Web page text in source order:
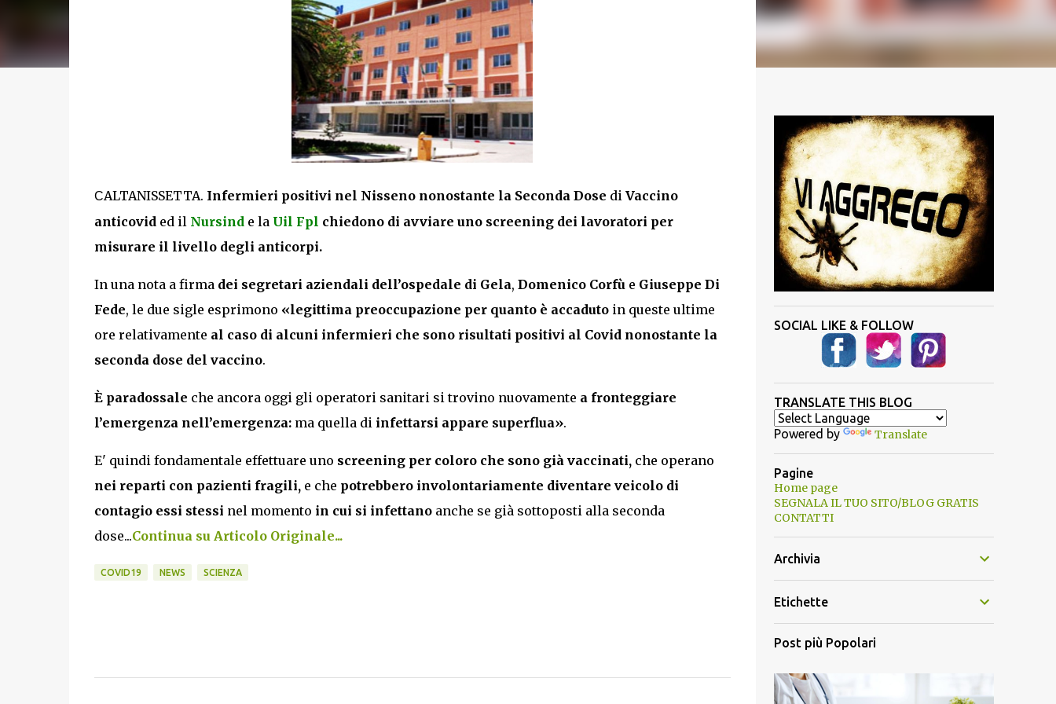
CALTANISSETTA. Infermieri positivi nel Nisseno nonostante la Seconda Dose di Vaccino
anticovid ed il Nursind e la Uil Fpl chiedono di avviare uno screening dei lavoratori per
misurare il livello degli anticorpi.
In una nota a firma dei segretari aziendali dell’ospedale di Gela, Domenico Corfù e Giuseppe Di
Fede, le due sigle esprimono «legittima preoccupazione per quanto è accadutoin queste ultime
ore relativamente al caso di alcuni infermieri che sono risultati positivi al Covid nonostante la
seconda dose del vaccino.
È paradossale che ancora oggi gli operatori sanitari si trovino nuovamente a fronteggiare
l’emergenza nell’emergenza:ma quella di infettarsi appare superflua».
E' quindi fondamentale effettuare uno screeningper coloro che sono già vaccinati,che operano
nei reparti con pazienti fragili,e che potrebbero involontariamente diventare veicolo di
contagio essi stessi nel momento in cui si infettanoanche se già sottoposti alla seconda
dose...Continua su Articolo Originale...
COVID19 NEWS SCIENZA
SOCIAL LIKE & FOLLOW
TRANSLATE THIS BLOG
Powered by Translate
Pagine
Home page
SEGNALA IL TUO SITO/BLOG GRATIS
CONTATTI
Archivia
Etichette
Post più Popolari